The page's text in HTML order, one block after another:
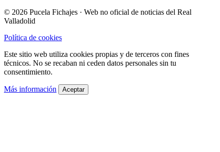
© 2026 Pucela Fichajes · Web no oficial de noticias del Real
Valladolid
Política de cookies
Este sitio web utiliza cookies propias y de terceros con fines
técnicos. No se recaban ni ceden datos personales sin tu
consentimiento.
Más información Aceptar